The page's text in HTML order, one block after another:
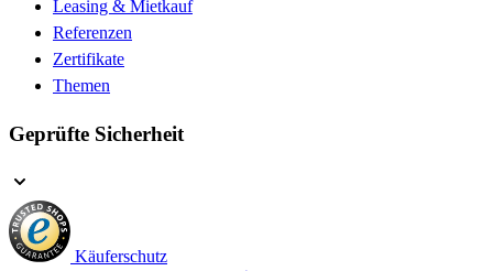
Leasing & Mietkauf
Referenzen
Zertifikate
Themen
Geprüfte Sicherheit
Käuferschutz